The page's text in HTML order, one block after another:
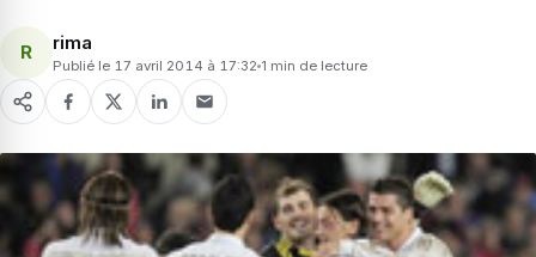
R rima
Publié le 17 avril 2014 à 17:32 1 min de lecture